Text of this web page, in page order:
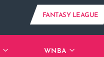
FANTASY LEAGUE
WNBA